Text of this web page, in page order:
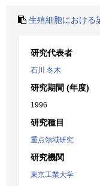
生殖細胞における
研究代表者
石川 冬木
研究期間 (年度)
1996
研究種目
重点領域研究
研究機関
東京工業大学